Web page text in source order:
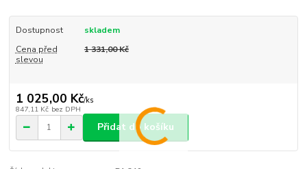
Dostupnost
skladem
Cena před
slevou
1 331,00 Kč
1 025,00 Kč/ks
847,11 Kč bez DPH
Přidat do košíku